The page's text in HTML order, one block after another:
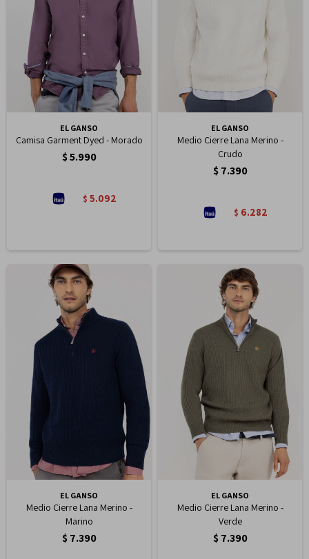
EL GANSO
Camisa Garment Dyed - Morado
$5.990
$ 5.092
EL GANSO
Medio Cierre Lana Merino -
Crudo
$ 7.390
$ 6.282
EL GANSO
Medio Cierre Lana Merino -
Marino
$ 7.390
EL GANSO
Medio Cierre Lana Merino -
Verde
$ 7.390